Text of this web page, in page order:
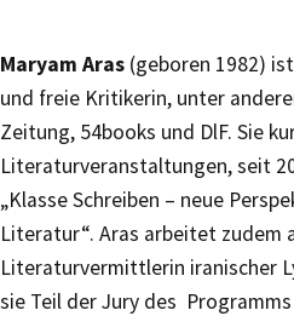
Maryam Aras (geboren 1982)
und freie Kritikerin, unter
Zeitung, 54books und DlF. Sie
Literaturveranstaltungen, seit
„Klasse Schreiben – neue
Literatur“. Aras arbeitet zudem
Literaturvermittlerin iranischer
sie Teil der Jury des